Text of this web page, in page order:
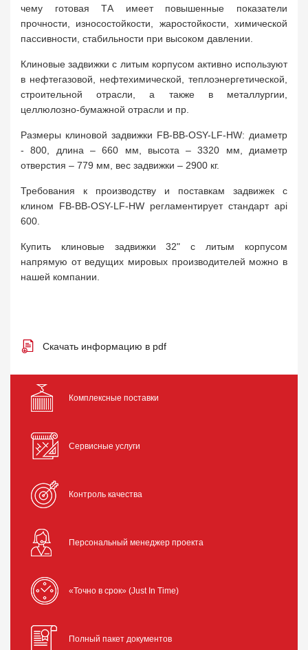
чему готовая ТА имеет повышенные показатели
прочности, износостойкости, жаростойкости, химической
пассивности, стабильности при высоком давлении.
Клиновые задвижки с литым корпусом активно используют
в нефтегазовой, нефтехимической, теплоэнергетической,
строительной отрасли, а также в металлургии,
целлюлозно-бумажной отрасли и пр.
Размеры клиновой задвижки FB-BB-OSY-LF-HW: диаметр
- 800, длина – 660 мм, высота – 3320 мм, диаметр
отверстия – 779 мм, вес задвижки – 2900 кг.
Требования к производству и поставкам задвижек с
клином FB-BB-OSY-LF-HW регламентирует стандарт api
600.
Купить клиновые задвижки 32" с литым корпусом
напрямую от ведущих мировых производителей можно в
нашей компании.
Скачать информацию в pdf
Комплексные поставки
Сервисные услуги
Контроль качества
Персональный менеджер проекта
«Точно в срок» (Just In Time)
Полный пакет документов